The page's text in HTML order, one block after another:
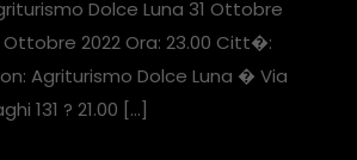
Dolce Luna 31 Ottobre
Ottobre 2022 Ora: 23.00 Citt�:
Agriturismo Dolce Luna � Via
131 ? 21.00 […]